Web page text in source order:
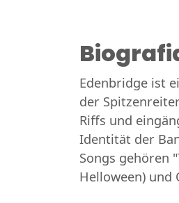
Edenbridge ist
der
Riffs und
Identität der
Songs gehören
Helloween) und